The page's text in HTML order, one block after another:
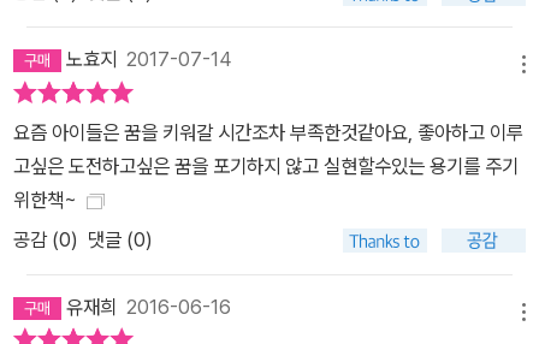
성을 인정받았다. 2014년 ‘가장 아름다운 독일 책’에 선정되었으며,
2015년에는 제2회 나미콩쿠르에서 골든 아일랜드 상의 수상자로 선
정되기도 하였다.(나미콩쿠르는 미국의 그림책 노벨상이라고 불리는
칼데콧의 심사위원장을 맡고 있는 준코 요코타 박사가 심사위원장을
맡고 있고 2014년 한스 크리스티안 안데르센 상 수상자인 로저 멜로
등이 심사를 맡아 공모전 시작 2회 만에 국제 공모전으로써의 입지를
다졌으며, 2015년 시상식은 5월 8일 남이섬에서 열릴 예정이다.) <
an Book Design 2014 *2015년 제2회 나미콩쿠르(남이섬국제그
림책일러스트공모전) ‘골든 아일랜드 상’ 수상
노효지 2017-07-14
요즘 아이들은 꿈을 키워갈 시간조차 부족한것같아요, 좋아하고 이루
고싶은 도전하고싶은 꿈을 포기하지 않고 실현할수있는 용기를 주기
위한책~
공감 (0) 댓글 (0)
유재희 2016-06-16